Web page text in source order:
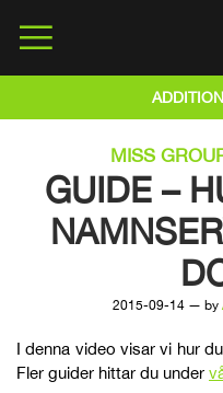
MISS
GUIDE –
2015-09-14 — by
I denna video visar vi hur
Fler guider hittar du under